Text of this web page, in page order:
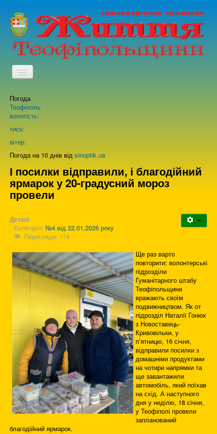
TPL_PROTOSTAR_TOGGLE_MENU
Про нас
Зворотній зв'язок
Погода
Теофіполь
вологість:
тиск:
вітер:
Погода на 10 днів від sinoptik.ua
І посилки відправили, і благодійний
ярмарок у 20-градусний мороз
провели
Деталі
Категорія: №4 від 22.01.2026 року
Перегляди: 174
Ще раз варто
повторити: волонтерські
підрозділи
Гуманітарного штабу
Теофіпольщини
вражають своїм
подвижництвом. Як от
підрозділ Наталії Гонюк
з Новоставець-
Кривовільки, у
п’ятницю, 16 січня,
відправили посилки з
домашніми продуктами
на чотири напрямки та
ще завантажили
автомобіль, який поїхав
на схід. А наступного
дня у неділю, 18 січня,
у Теофіполі провели
запланований
благодійний ярмарок.